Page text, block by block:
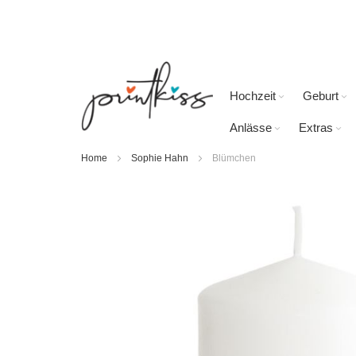
Hochzeit Geburt
Anlässe Extras
Home Sophie Hahn Blümchen